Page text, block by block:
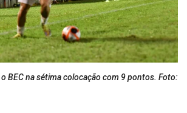
BEC na sétima colocação com 9 pontos. Foto: